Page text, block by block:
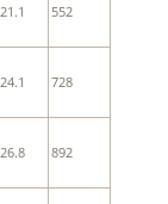
21.1 552
24.1 728
26.8 892